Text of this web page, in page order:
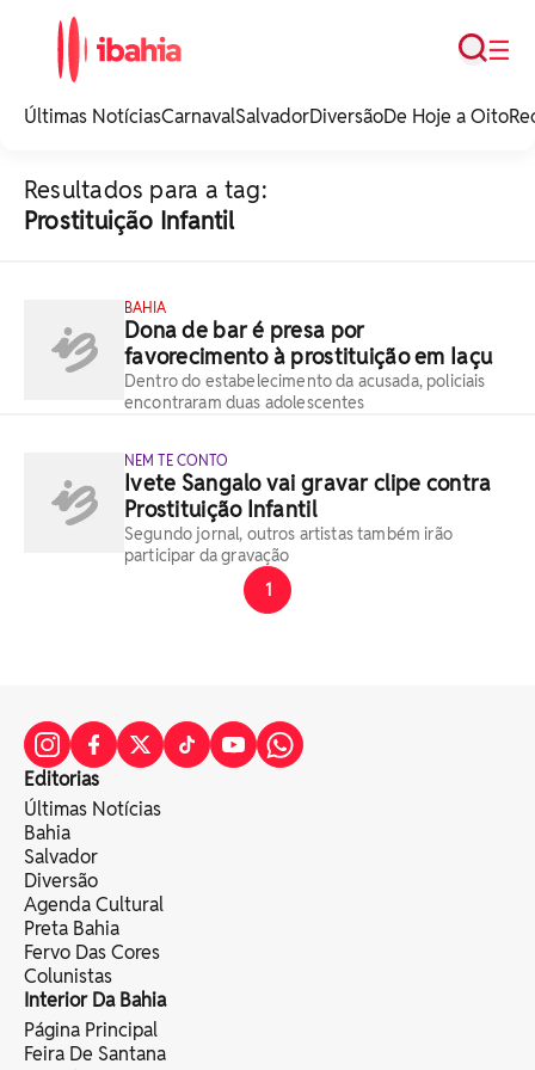
noticias e
☰
Busca
Últimas NotíciasCarnavalSalvadorDiversãoDe Hoje a Oito
Resultados para a tag:
Prostituição Infantil
BAHIA
Dona de bar é presa por
favorecimento à prostituição em Iaçu
Dentro do estabelecimento da acusada, policiais
encontraram duas adolescentes
NEM TE CONTO
Ivete Sangalo vai gravar clipe contra
Prostituição Infantil
Segundo jornal, outros artistas também irão
participar da gravação
1
Editorias
Últimas Notícias
Bahia
Salvador
Diversão
Agenda Cultural
Preta Bahia
Fervo Das Cores
Colunistas
Interior Da Bahia
Página Principal
Feira De Santana